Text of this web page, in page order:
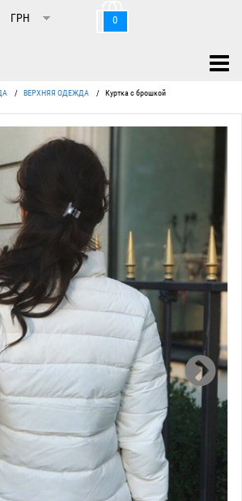
0
/ ВЕРХНЯЯ ОДЕЖДА / Куртка с брошкой